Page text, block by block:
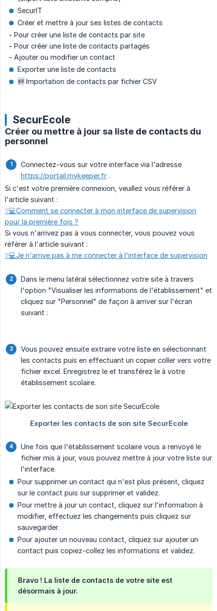
SecurIT
Créer et mettre à jour ses listes de contacts
‎ ‎ - Pour créer une liste de contacts par site
‎ ‎ - Pour créer une liste de contacts partagés
‎ ‎ - Ajouter ou modifier un contact
Exporter une liste de contacts
🆕 Importation de contacts par fichier CSV
SecurEcole
Créer ou mettre à jour sa liste de contacts du
personnel
Connectez-vous sur votre interface via l'adresse
https://portail.mykeeper.fr .
Si c'est votre première connexion, veuillez vous référer à
l'article suivant :
❔💻Comment se connecter à mon interface de supervision
pour la première fois ?
Si vous n'arrivez pas à vous connecter, vous pouvez vous
référer à l'article suivant :
❔💻Je n'arrive pas à me connecter à l'interface de supervision
Dans le menu latéral sélectionnez votre site à travers
l'option "Visualiser les informations de l'établissement" et
cliquez sur "Personnel" de façon à arriver sur l'écran
suivant :
Vous pouvez ensuite extraire votre liste en sélectionnant
les contacts puis en effectuant un copier coller vers votre
fichier excel. Enregistrez le et transférez le à votre
établissement scolaire.
Une fois que l'établissement scolaire vous a renvoyé le
fichier mis à jour, vous pouvez mettre à jour votre liste sur
l'interface.
Pour supprimer un contact qui n'est plus présent, cliquez
sur le contact puis sur supprimer et validez.
Pour mettre à jour un contact, cliquez sur l'information à
modifier, effectuez les changements puis cliquez sur
sauvegarder.
Pour ajouter un nouveau contact, cliquez sur ajouter un
contact puis copiez-collez les informations et validez.
Bravo ! La liste de contacts de votre site est
désormais à jour.